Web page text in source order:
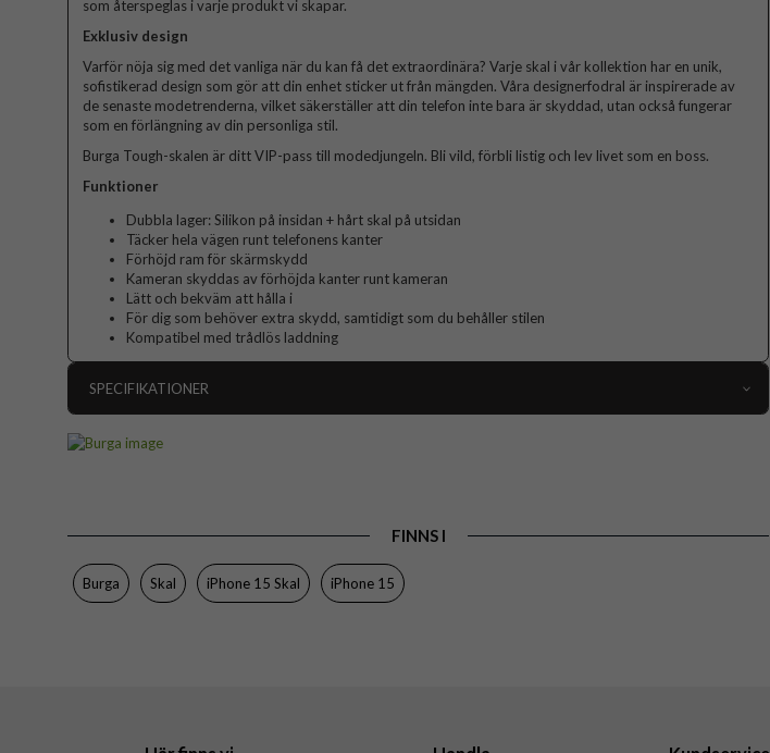
som återspeglas i varje produkt vi skapar.
Exklusiv design
Varför nöja sig med det vanliga när du kan få det extraordinära? Varje skal i vår kollektion har en unik,
sofistikerad design som gör att din enhet sticker ut från mängden. Våra designerfodral är inspirerade av
de senaste modetrenderna, vilket säkerställer att din telefon inte bara är skyddad, utan också fungerar
som en förlängning av din personliga stil.
Burga Tough-skalen är ditt VIP-pass till modedjungeln. Bli vild, förbli listig och lev livet som en boss.
Funktioner
Dubbla lager: Silikon på insidan + hårt skal på utsidan
Täcker hela vägen runt telefonens kanter
Förhöjd ram för skärmskydd
Kameran skyddas av förhöjda kanter runt kameran
Lätt och bekväm att hålla i
För dig som behöver extra skydd, samtidigt som du behåller stilen
Kompatibel med trådlös laddning
SPECIFIKATIONER
Färg
Flerfärgad
Material
Varumärke
FINNS I
Burga Skal iPhone 15 Skal iPhone 15